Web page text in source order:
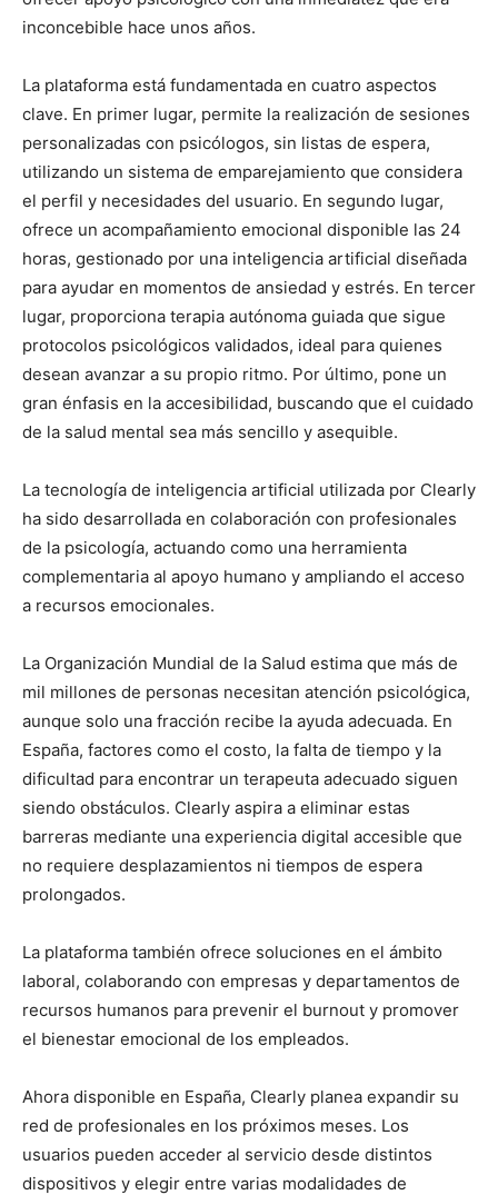
inconcebible hace unos años.
La plataforma está fundamentada en cuatro aspectos
clave. En primer lugar, permite la realización de sesiones
personalizadas con psicólogos, sin listas de espera,
utilizando un sistema de emparejamiento que considera
el perfil y necesidades del usuario. En segundo lugar,
ofrece un acompañamiento emocional disponible las 24
horas, gestionado por una inteligencia artificial diseñada
para ayudar en momentos de ansiedad y estrés. En tercer
lugar, proporciona terapia autónoma guiada que sigue
protocolos psicológicos validados, ideal para quienes
desean avanzar a su propio ritmo. Por último, pone un
gran énfasis en la accesibilidad, buscando que el cuidado
de la salud mental sea más sencillo y asequible.
La tecnología de inteligencia artificial utilizada por Clearly
ha sido desarrollada en colaboración con profesionales
de la psicología, actuando como una herramienta
complementaria al apoyo humano y ampliando el acceso
a recursos emocionales.
La Organización Mundial de la Salud estima que más de
mil millones de personas necesitan atención psicológica,
aunque solo una fracción recibe la ayuda adecuada. En
España, factores como el costo, la falta de tiempo y la
dificultad para encontrar un terapeuta adecuado siguen
siendo obstáculos. Clearly aspira a eliminar estas
barreras mediante una experiencia digital accesible que
no requiere desplazamientos ni tiempos de espera
prolongados.
La plataforma también ofrece soluciones en el ámbito
laboral, colaborando con empresas y departamentos de
recursos humanos para prevenir el burnout y promover
el bienestar emocional de los empleados.
Ahora disponible en España, Clearly planea expandir su
red de profesionales en los próximos meses. Los
usuarios pueden acceder al servicio desde distintos
dispositivos y elegir entre varias modalidades de